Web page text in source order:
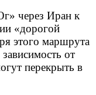
через Иран к
«дорогой
этого маршрута
от
перекрыть в